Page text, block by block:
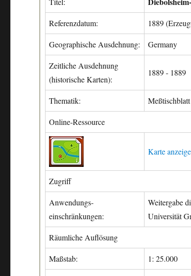
Referenzdatum: 1889
Geographische Ausdehnung: Germany
Zeitliche Ausdehnung
(historische Karten):
1889 - 1889
Thematik:
Online-Ressource
Karte
Zugriff
Anwendungs-
einschränkungen:
Weitergabe
Universität
Räumliche Auflösung
Maßstab: 1: 25.000